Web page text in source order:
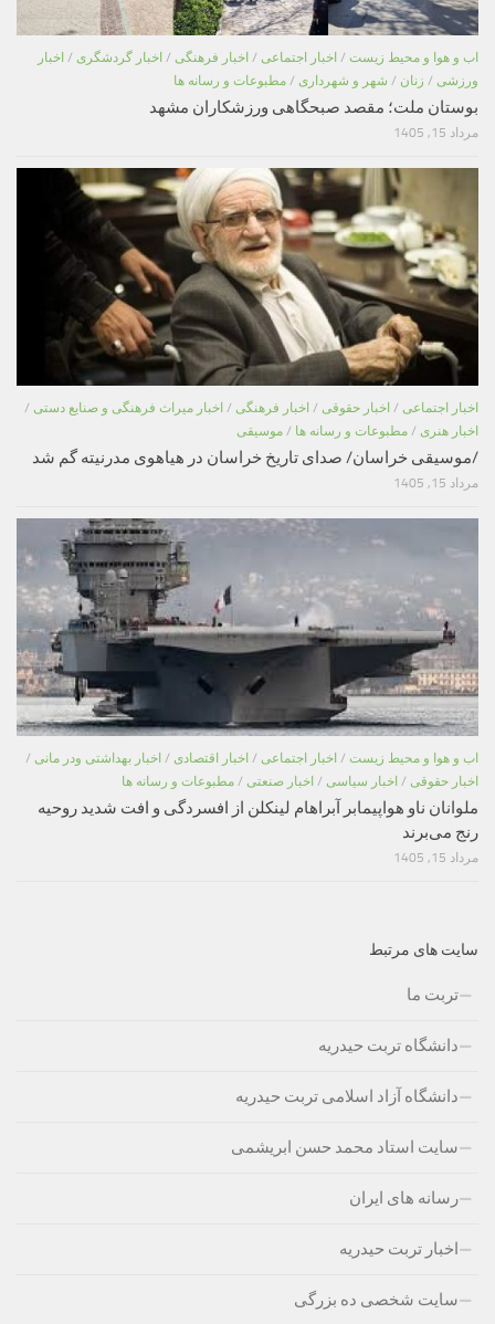
اب و هوا و محیط زیست / اخبار اجتماعی / اخبار فرهنگی / اخبار گردشگری / اخبار
ورزشی / زنان / شهر و شهرداری / مطبوعات و رسانه ها
بوستان ملت؛ مقصد صبحگاهی ورزشکاران مشهد
مرداد 15, 1405
اخبار اجتماعی / اخبار حقوقی / اخبار فرهنگی / اخبار میراث فرهنگی و صنایع دستی /
اخبار هنری / مطبوعات و رسانه ها / موسیقی
/موسیقی خراسان/ صدای تاریخ خراسان در هیاهوی مدرنیته گم شد
مرداد 15, 1405
اب و هوا و محیط زیست / اخبار اجتماعی / اخبار اقتصادی / اخبار بهداشتی ودر مانی /
اخبار حقوقی / اخبار سیاسی / اخبار صنعتی / مطبوعات و رسانه ها
ملوانان ناو هواپیمابر آبراهام لینکلن از افسردگی و افت شدید روحیه
رنج می‌برند
مرداد 15, 1405
سایت های مرتبط
تربت ما
دانشگاه تربت حیدریه
دانشگاه آزاد اسلامی تربت حیدریه
سایت استاد محمد حسن ابریشمی
رسانه های ایران
اخبار تربت حیدریه
سایت شخصی ده بزرگی